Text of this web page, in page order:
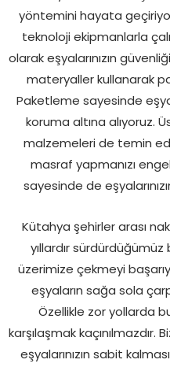
yöntemini hayata
teknoloji ekipmanlarla
olarak eşyalarınızın
materyaller kullanarak
Paketleme sayesinde
koruma altına alıyoruz.
malzemeleri de temin
masraf yapmanızı
sayesinde de
Kütahya şehirler arası
yıllardır
üzerimize çekmeyi
eşyaların sağa sola
Özellikle zor yollarda
karşılaşmak
eşyalarınızın sabit